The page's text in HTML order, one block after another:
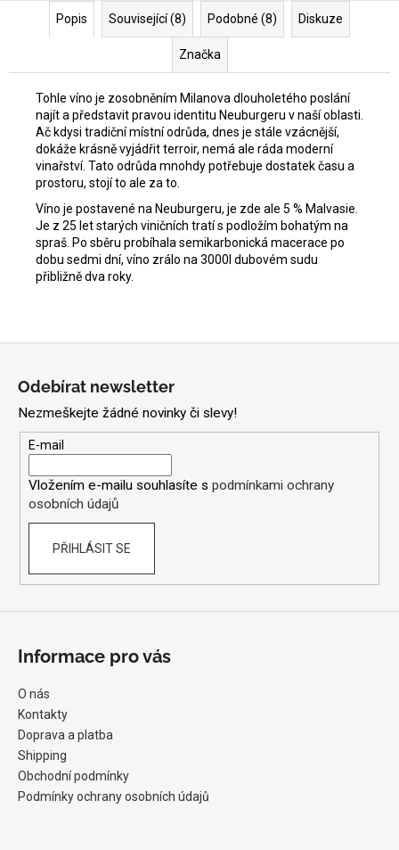
Popis Související (8) Podobné (8) Diskuze
Značka
Tohle víno je zosobněním Milanova dlouholetého poslání
najít a představit pravou identitu Neuburgeru v naší oblasti.
Ač kdysi tradiční místní odrůda, dnes je stále vzácnější,
dokáže krásně vyjádřit terroir, nemá ale ráda moderní
vinařství. Tato odrůda mnohdy potřebuje dostatek času a
prostoru, stojí to ale za to.
Víno je postavené na Neuburgeru, je zde ale 5 % Malvasie.
Je z 25 let starých viničních tratí s podložím bohatým na
spraš. Po sběru probíhala semikarbonická macerace po
dobu sedmi dní, víno zrálo na 3000l dubovém sudu
přibližně dva roky.
Odebírat newsletter
Nezmeškejte žádné novinky či slevy!
E-mail
Vložením e-mailu souhlasíte s podmínkami ochrany
osobních údajů
PŘIHLÁSIT SE
Informace pro vás
O nás
Kontakty
Doprava a platba
Shipping
Obchodní podmínky
Podmínky ochrany osobních údajů